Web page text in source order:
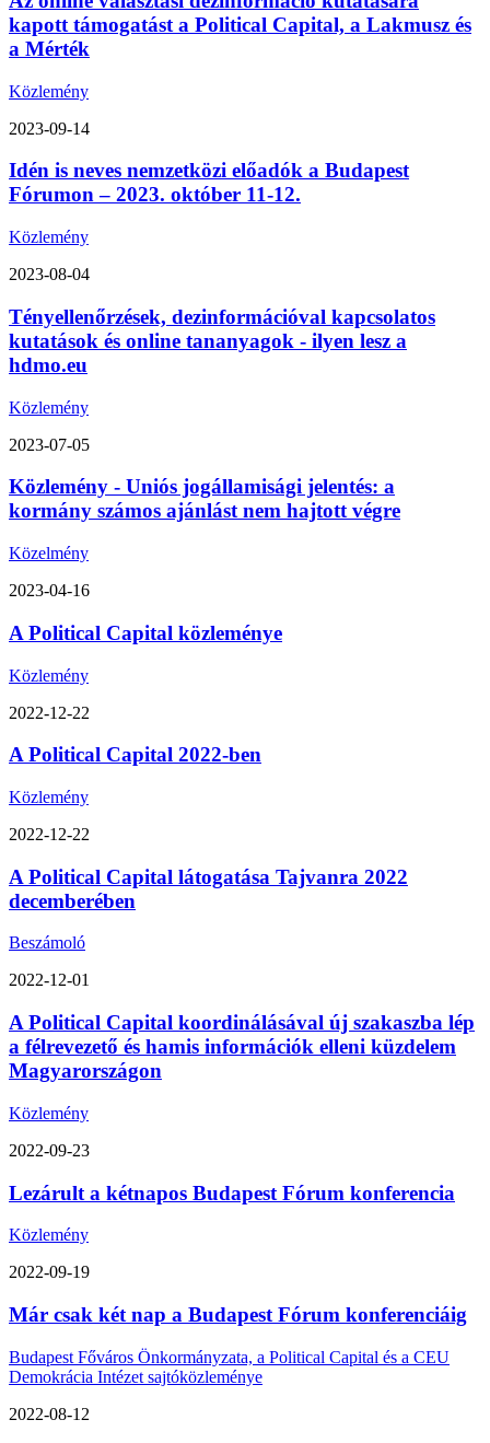
kapott támogatást a Political Capital, a Lakmusz és
a Mérték
Közlemény
2023-09-14
Idén is neves nemzetközi előadók a Budapest
Fórumon – 2023. október 11-12.
Közlemény
2023-08-04
Tényellenőrzések, dezinformációval kapcsolatos
kutatások és online tananyagok - ilyen lesz a
hdmo.eu
Közlemény
2023-07-05
Közlemény - Uniós jogállamisági jelentés: a
kormány számos ajánlást nem hajtott végre
Közelmény
2023-04-16
A Political Capital közleménye
Közlemény
2022-12-22
A Political Capital 2022-ben
Közlemény
2022-12-22
A Political Capital látogatása Tajvanra 2022
decemberében
Beszámoló
2022-12-01
A Political Capital koordinálásával új szakaszba lép
a félrevezető és hamis információk elleni küzdelem
Magyarországon
Közlemény
2022-09-23
Lezárult a kétnapos Budapest Fórum konferencia
Közlemény
2022-09-19
Már csak két nap a Budapest Fórum konferenciáig
Budapest Főváros Önkormányzata, a Political Capital és a CEU
Demokrácia Intézet sajtóközleménye
2022-08-12